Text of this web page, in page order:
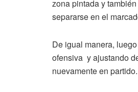
zona pintada y
separarse en el
De igual manera,
ofensiva y ajustando
nuevamente en